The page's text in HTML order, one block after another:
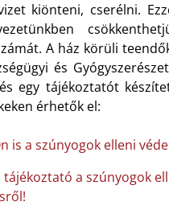
kiönteni, cserélni.
A ház körüli
és
egy tájékoztatót
érhetők el:
is a szúnyogok elleni
tájékoztató a szúnyogok